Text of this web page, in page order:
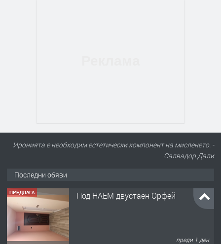
Иронията е необходим естетически компонент на мисленето. -
Салвадор Дали
Последни обяви
ПРЕДЛАГА Под НАЕМ двустаен Орфей
преди 1 ден